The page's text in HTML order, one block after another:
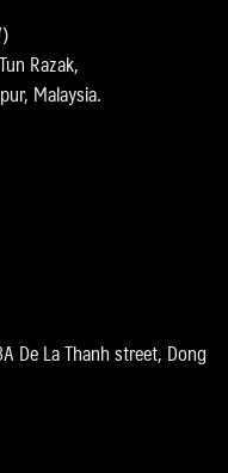
Razak,
Malaysia.
De La Thanh street, Dong